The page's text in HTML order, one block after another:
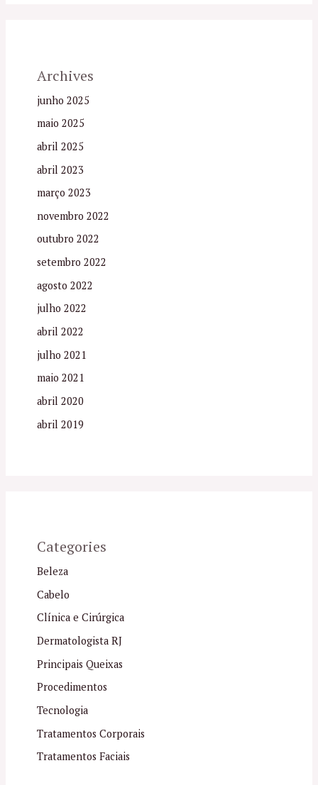
Archives
junho 2025
maio 2025
abril 2025
abril 2023
março 2023
novembro 2022
outubro 2022
setembro 2022
agosto 2022
julho 2022
abril 2022
julho 2021
maio 2021
abril 2020
abril 2019
Categories
Beleza
Cabelo
Clínica e Cirúrgica
Dermatologista RJ
Principais Queixas
Procedimentos
Tecnologia
Tratamentos Corporais
Tratamentos Faciais